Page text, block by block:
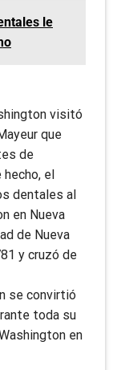
le
visitó
que
de
el
dentales al
en Nueva
de Nueva
y cruzó de
se convirtió
toda su
en